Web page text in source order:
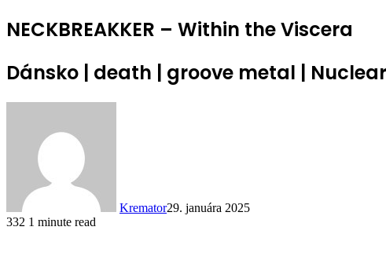
NECKBREAKKER – Within the Viscera
Dánsko | death | groove metal |
Kremator29. januára 2025
332 1 minute read